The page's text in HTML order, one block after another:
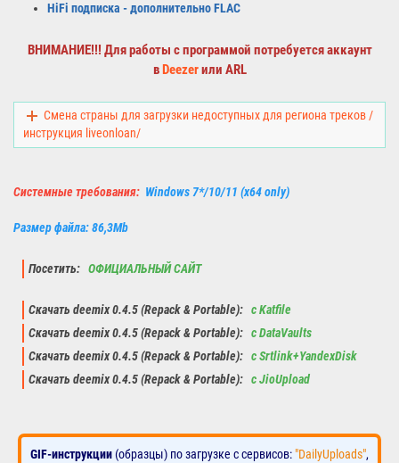
HiFi подписка -дополнительно FLAC
ВНИМАНИЕ!!! Для работы с программой потребуется аккаунт
вDeezerили ARL
Смена страны для загрузки недоступных для региона треков /
инструкция liveonloan/
Системные требования: Windows 7*/10/11 (x64 only)
Размер файла: 86,3Mb
Посетить: ОФИЦИАЛЬНЫЙ САЙТ
Скачать deemix 0.4.5 (Repack & Portable): с Katfile
Скачать deemix 0.4.5 (Repack & Portable): с DataVaults
Скачать deemix 0.4.5 (Repack & Portable): с Srtlink+YandexDisk
Скачать deemix 0.4.5 (Repack & Portable): с JioUpload
GIF-инструкции (образцы) по загрузке с сервисов: "DailyUploads",